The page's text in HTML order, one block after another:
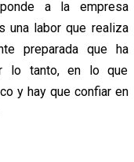
a la empresa
una labor que realiza
preparada que ha
lo tanto, en lo que
y hay que confiar en